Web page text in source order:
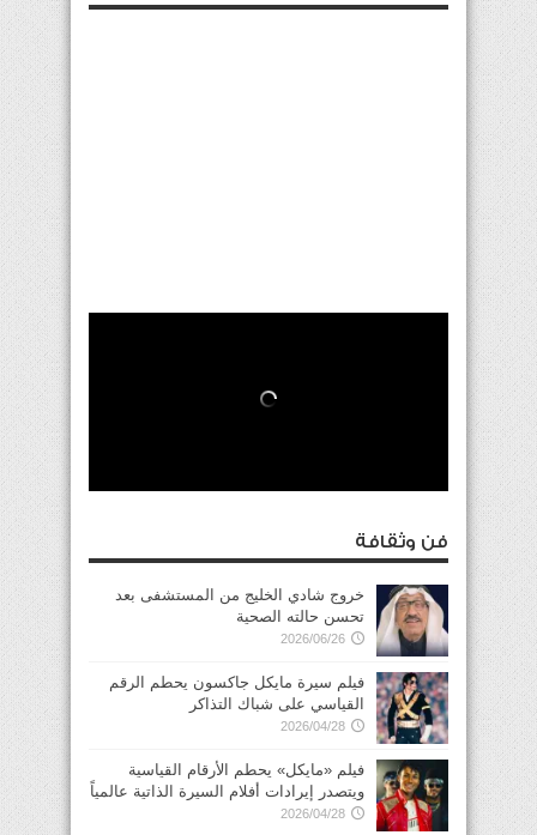
فن وثقافة
خروج شادي الخليج من المستشفى بعد
تحسن حالته الصحية
2026/06/26
فيلم سيرة مايكل جاكسون يحطم الرقم
القياسي على شباك التذاكر
2026/04/28
فيلم «مايكل» يحطم الأرقام القياسية
ويتصدر إيرادات أفلام السيرة الذاتية عالمياً
2026/04/28